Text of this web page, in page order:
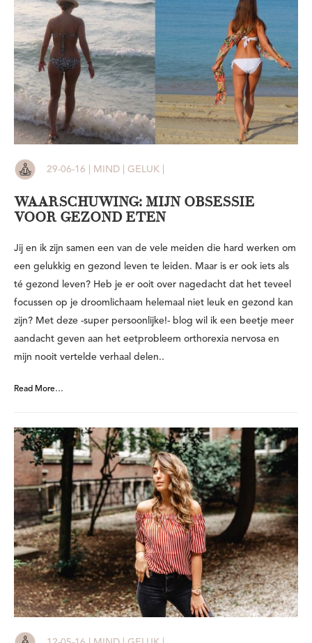
29-06-16 | MIND | GELUK |
WAARSCHUWING: MIJN OBSESSIE
VOOR GEZOND ETEN
Jij en ik zijn samen een van de vele meiden die hard werken om
een gelukkig en gezond leven te leiden. Maar is er ook iets als
té gezond leven? Heb je er ooit over nagedacht dat het teveel
focussen op je droomlichaam helemaal niet leuk en gezond kan
zijn? Met deze -super persoonlijke!- blog wil ik een beetje meer
aandacht geven aan het eetprobleem orthorexia nervosa en
mijn nooit vertelde verhaal delen..
Read More…